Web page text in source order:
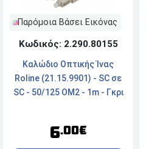
Παρόμοια Βάσει Εικόνας
Κωδικός: 2.290.80155
Καλώδιο Οπτικής Ίνας
Roline (21.15.9901) - SC σε
SC - 50/125 OM2 - 1m - Γκρι
6.00€